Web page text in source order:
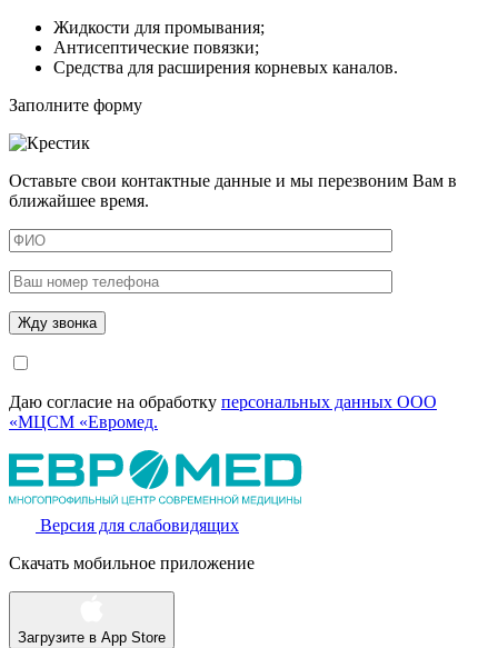
Жидкости для промывания;
Антисептические повязки;
Средства для расширения корневых каналов.
Заполните форму
Оставьте свои контактные данные и мы перезвоним Вам в
ближайшее время.
Даю согласие на обработку персональных данных ООО
«МЦСМ «Евромед.
Версия для слабовидящих
Скачать мобильное приложение
Загрузите в App Store